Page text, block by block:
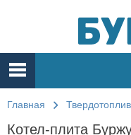
Главная
Котел-плита